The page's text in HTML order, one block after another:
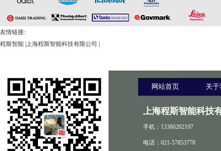
友情链接:
程斯智能 上海程斯智能科技有限公司
网站首页 关
上海程斯智能科技
手机：13386202197
电话：021-57853778